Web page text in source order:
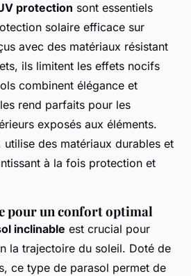
protection sont essentiels
solaire efficace sur
avec des matériaux résistant
ils limitent les effets nocifs
combinent élégance et
rend parfaits pour les
exposés aux éléments.
utilise des matériaux durables et
à la fois protection et
pour un confort optimal
inclinable est crucial pour
la trajectoire du soleil. Doté de
ce type de parasol permet de